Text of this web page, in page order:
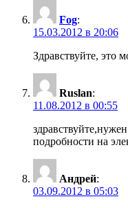
Fog:
15.03.2012 в 20:06
Здравствуйте, это
Ruslan:
11.08.2012 в 00:55
подробности на
Андрей:
03.09.2012 в 05:03